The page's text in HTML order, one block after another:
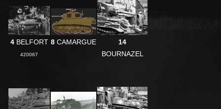
4BELFORT
420067
8 CAMARGUE
14
BOURNAZEL